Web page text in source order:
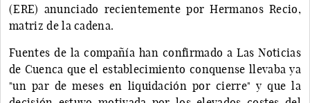
(ERE) anunciado recientemente por Hermanos Recio,
matriz de la cadena.
Fuentes de la compañía han confirmado a Las Noticias
de Cuenca que el establecimiento conquense llevaba ya
"un par de meses en liquidación por cierre" y que la